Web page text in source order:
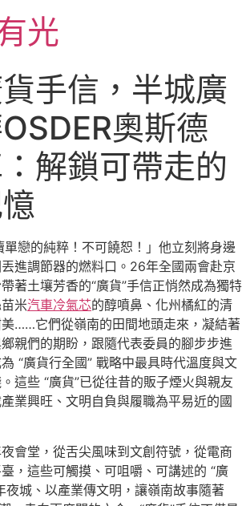
光
手信，半城廣
奧斯德
解鎖可帶走的
戀的純粹！不可饒恕！」他立刻將身邊
進調節器的燃料口。26年全國兩會赴京
著土壤芳香的“廣貨”手信正悄然成為獨特
米汽車冷氣芯的醇噴鼻、化州橘紅的清
……它們從嶺南的田間地頭走來，凝結著
親們的期盼，跟隨代表委員的腳步步進
“廣貨行全國” 戰略中最具時代溫度與文
這些 “廣貨”已從往昔的販子煙火與親友
業興旺、文明自負與履職為平易近的國
會堂，從舌尖風味到文創符號，從電商
，這些可觸摸、可咀嚼、可講述的 “廣
夜城、以產業傳文明，讓嶺南故事隨著